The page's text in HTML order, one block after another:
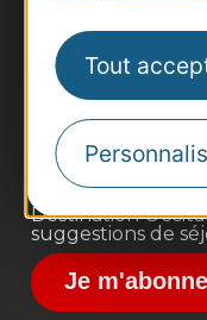
Tout
Pros d'Occitanie
Site presse et
Voyagistes
Destination
Destination
suggestions de
Je m'abonne